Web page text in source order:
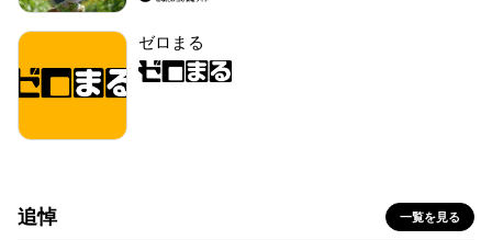
ゼロまる
追悼 一覧を見る